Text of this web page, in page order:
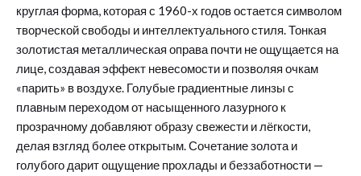
круглая форма, которая с 1960-х годов остается символом
творческой свободы и интеллектуального стиля. Тонкая
золотистая металлическая оправа почти не ощущается на
лице, создавая эффект невесомости и позволяя очкам
«парить» в воздухе. Голубые градиентные линзы с
плавным переходом от насыщенного лазурного к
прозрачному добавляют образу свежести и лёгкости,
делая взгляд более открытым. Сочетание золота и
голубого дарит ощущение прохлады и беззаботности —